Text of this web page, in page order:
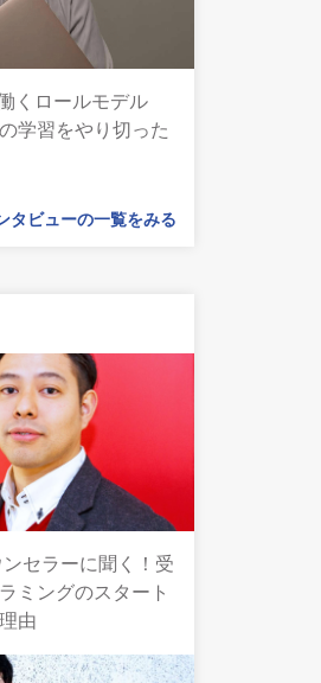
くロールモデル
学習をやり切った
タビューの一覧をみる
セラーに聞く！受
ミングのスタート
由